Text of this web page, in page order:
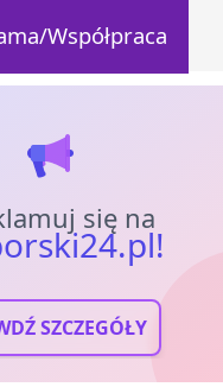
Współpraca
się na
SZCZEGÓŁY